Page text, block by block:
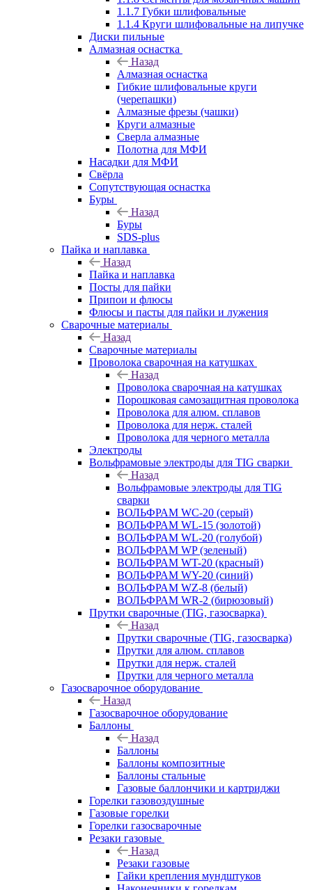
1.1.7 Губки шлифовальные
1.1.4 Круги шлифовальные на липучке
Диски пильные
Алмазная оснастка
Назад
Алмазная оснастка
Гибкие шлифовальные круги
(черепашки)
Алмазные фрезы (чашки)
Круги алмазные
Сверла алмазные
Полотна для МФИ
Насадки для МФИ
Свёрла
Сопутствующая оснастка
Буры
Назад
Буры
SDS-plus
Пайка и наплавка
Назад
Пайка и наплавка
Посты для пайки
Припои и флюсы
Флюсы и пасты для пайки и лужения
Сварочные материалы
Назад
Сварочные материалы
Проволока сварочная на катушках
Назад
Проволока сварочная на катушках
Порошковая самозащитная проволока
Проволока для алюм. сплавов
Проволока для нерж. сталей
Проволока для черного металла
Электроды
Вольфрамовые электроды для TIG сварки
Назад
Вольфрамовые электроды для TIG
сварки
ВОЛЬФРАМ WC-20 (серый)
ВОЛЬФРАМ WL-15 (золотой)
ВОЛЬФРАМ WL-20 (голубой)
ВОЛЬФРАМ WP (зеленый)
ВОЛЬФРАМ WT-20 (красный)
ВОЛЬФРАМ WY-20 (синий)
ВОЛЬФРАМ WZ-8 (белый)
ВОЛЬФРАМ WR-2 (бирюзовый)
Прутки сварочные (TIG, газосварка)
Назад
Прутки сварочные (TIG, газосварка)
Прутки для алюм. сплавов
Прутки для нерж. сталей
Прутки для черного металла
Газосварочное оборудование
Назад
Газосварочное оборудование
Баллоны
Назад
Баллоны
Баллоны композитные
Баллоны стальные
Газовые баллончики и картриджи
Горелки газовоздушные
Газовые горелки
Горелки газосварочные
Резаки газовые
Назад
Резаки газовые
Гайки крепления мундштуков